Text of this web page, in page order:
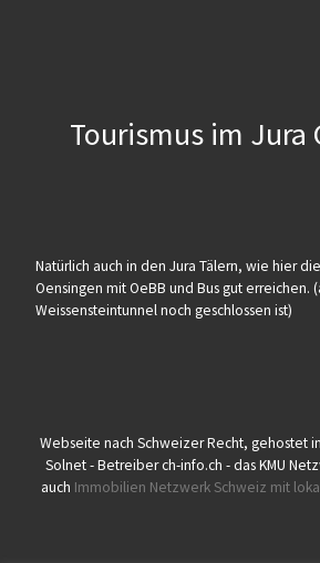
Tourismus im Jura
Natürlich auch in den Jura Tälern, wie hier
Oensingen mit OeBB und Bus gut erreichen.
Weissensteintunnel noch geschlossen ist)
Webseite nach Schweizer Recht, gehostet
Solnet - Betreiber ch-info.ch - das KMU
auch Immobilien Netzwerk Schweiz mit